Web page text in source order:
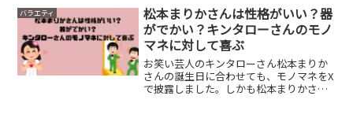
が、再びタッグを組んで話題です。今回
の粗品さんを...
バラエティ
松本まりかさんは性格がいい？器
がでかい？キンタローさんのモノ
マネに対して喜ぶ
お笑い芸人のキンタローさん松本まりか
さんの誕生日に合わせても、モノマネをX
で披露しました。しかも松本まりかさん